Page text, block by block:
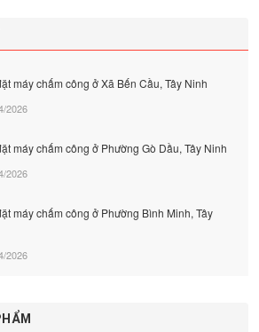
máy chấm công ở Xã Bến Cầu, Tây Ninh
2026
máy chấm công ở Phường Gò Dầu, Tây Ninh
2026
máy chấm công ở Phường Bình Minh, Tây
2026